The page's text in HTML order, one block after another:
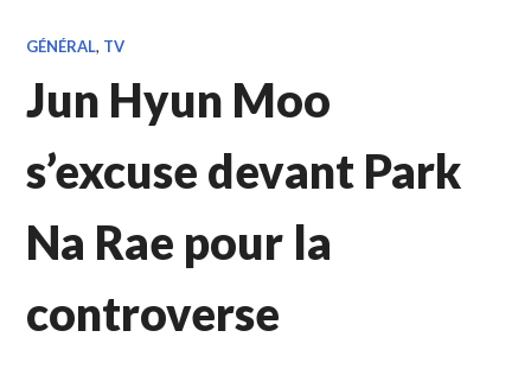
GÉNÉRAL, TV
Jun Hyun Moo
s’excuse devant Park
Na Rae pour la
controverse